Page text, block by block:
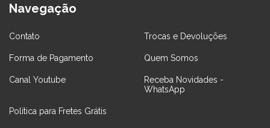
Navegação
Contato Trocas e Devoluções
Forma de Pagamento Quem Somos
Canal Youtube
Receba Novidades -
WhatsApp
Política para Fretes Grátis